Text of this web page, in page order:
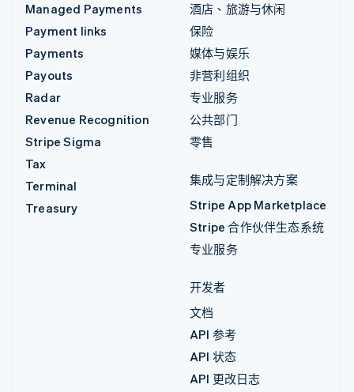
Managed Payments
Payment links
Payments
Payouts
Radar
Revenue Recognition
Stripe Sigma
Tax
Terminal
Treasury
酒店、旅游与休闲
保险
媒体与娱乐
非营利组织
专业服务
公共部门
零售
集成与定制解决方案
Stripe App Marketplace
Stripe 合作伙伴生态系统
专业服务
开发者
文档
API 参考
API 状态
API 更改日志